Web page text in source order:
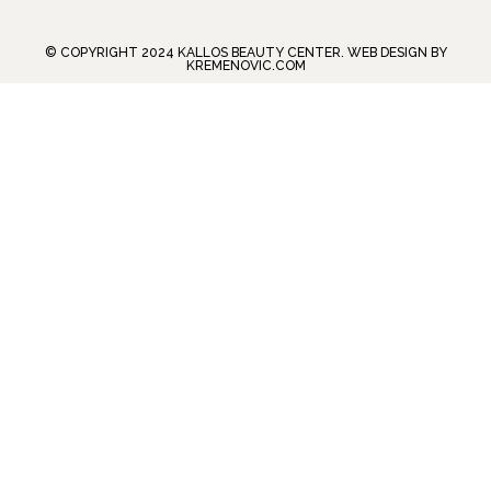
© COPYRIGHT 2024 KALLOS BEAUTY CENTER. WEB DESIGN BY
KREMENOVIC.COM